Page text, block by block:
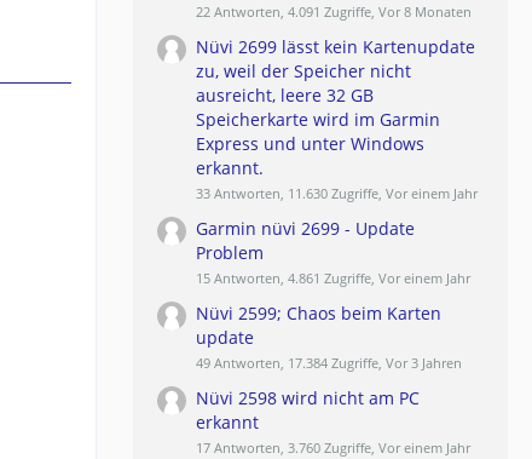
22 Antworten, 4.091 Zugriffe, Vor 8 Monaten
Nüvi 2699 lässt kein Kartenupdate
zu, weil der Speicher nicht
ausreicht, leere 32 GB
Speicherkarte wird im Garmin
Express und unter Windows
erkannt.
33 Antworten, 11.630 Zugriffe, Vor einem Jahr
Garmin nüvi 2699 - Update
Problem
15 Antworten, 4.861 Zugriffe, Vor einem Jahr
Nüvi 2599; Chaos beim Karten
update
49 Antworten, 17.384 Zugriffe, Vor 3 Jahren
Nüvi 2598 wird nicht am PC
erkannt
17 Antworten, 3.760 Zugriffe, Vor einem Jahr